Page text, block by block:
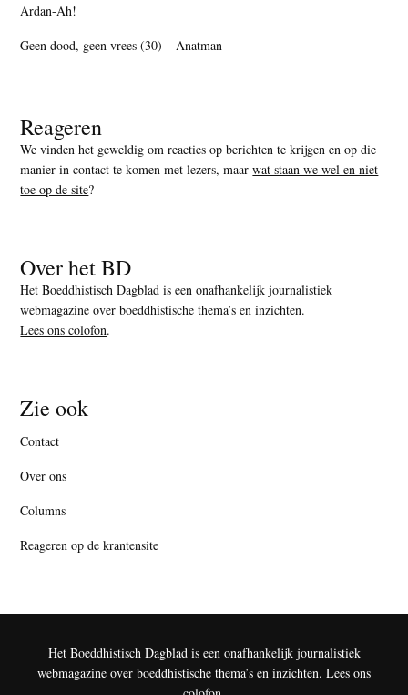
Ardan-Ah!
Geen dood, geen vrees (30) – Anatman
Reageren
We vinden het geweldig om reacties op berichten te krijgen en op die
manier in contact te komen met lezers, maarwat staan we wel en niet
toe op de site?
Over het BD
Het Boeddhistisch Dagblad is een onafhankelijk journalistiek
webmagazine over boeddhistische thema’s en inzichten.
Lees ons colofon.
Zie ook
Contact
Over ons
Columns
Reageren op de krantensite
Het Boeddhistisch Dagblad is een onafhankelijk journalistiek
webmagazine over boeddhistische thema’s en inzichten. Lees ons